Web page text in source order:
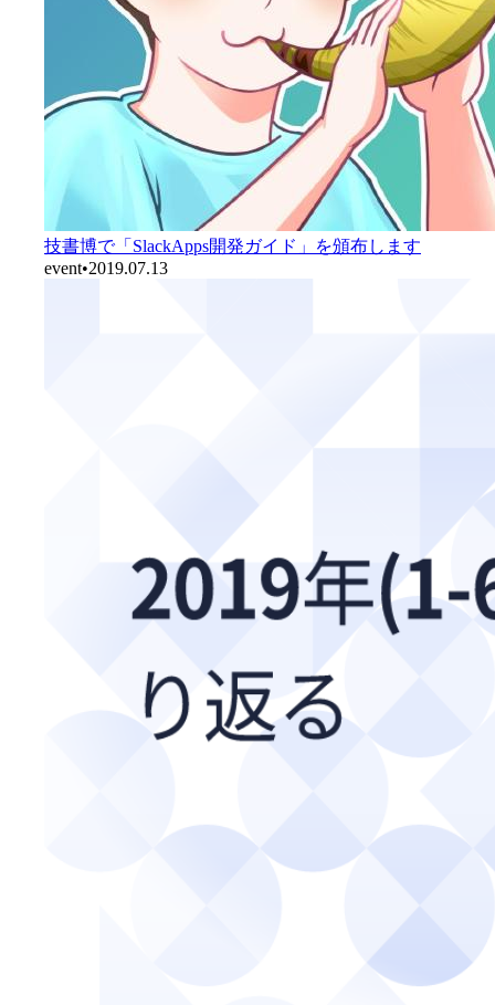
技書博で「SlackApps開発ガイド」を頒布します
event•2019.07.13